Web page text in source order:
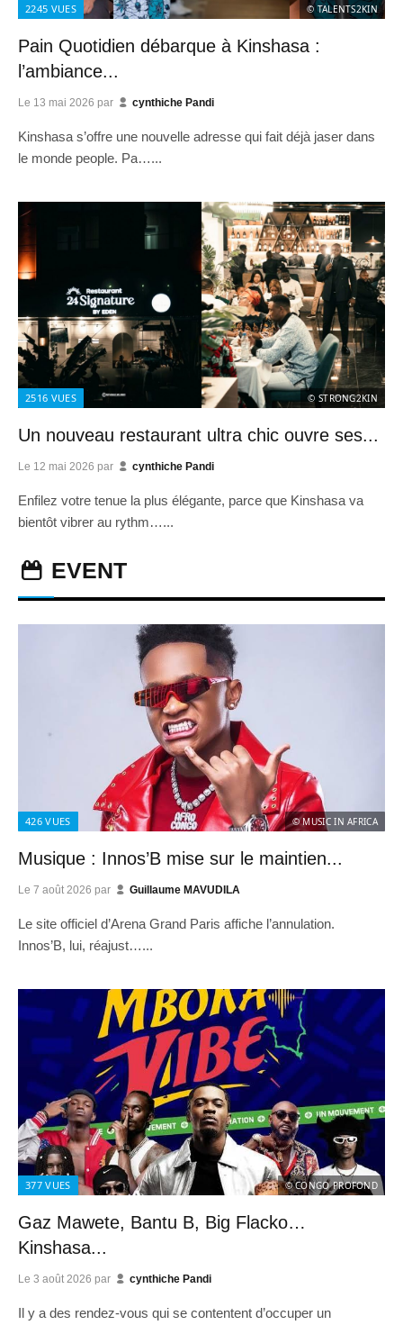
2245 VUES © TALENTS2KIN
Pain Quotidien débarque à Kinshasa :
l’ambiance...
Le 13 mai 2026 par cynthiche Pandi
Kinshasa s’offre une nouvelle adresse qui fait déjà jaser dans
le monde people. Pa…...
2516 VUES © STRONG2KIN
Un nouveau restaurant ultra chic ouvre ses...
Le 12 mai 2026 par cynthiche Pandi
Enfilez votre tenue la plus élégante, parce que Kinshasa va
bientôt vibrer au rythm…...
EVENT
426 VUES © MUSIC IN AFRICA
Musique : Innos’B mise sur le maintien...
Le 7 août 2026 par Guillaume MAVUDILA
Le site officiel d’Arena Grand Paris affiche l’annulation.
Innos’B, lui, réajust…...
377 VUES © CONGO PROFOND
Gaz Mawete, Bantu B, Big Flacko…
Kinshasa...
Le 3 août 2026 par cynthiche Pandi
Il y a des rendez-vous qui se contentent d’occuper un